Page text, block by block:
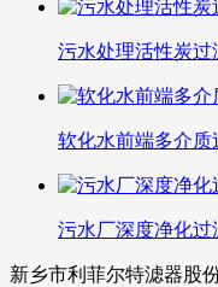
污水处理活性炭过
软化水前端多介质
污水厂深度净化过
新乡市利菲尔特滤器股